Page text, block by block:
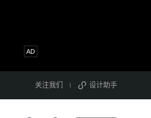
关注我们 设计助手